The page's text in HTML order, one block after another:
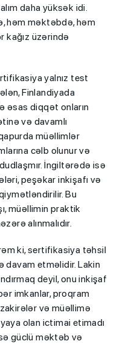
daha yüksək idi.
həm məktəbdə, həm
kağız üzərində
yalnız test
Finlandiyada
əsas diqqət onların
və davamlı
müəllimlər
cəlb olunur və
İngiltərədə isə
peşəkar inkişafı və
Bu
müəllimin praktik
alınmalıdır.
ki, sertifikasiya təhsil
davam etməlidir. Lakin
deyil, onu inkişaf
imkanlar, proqram
və müəllimə
olan ictimai etimadı
güclü məktəb və